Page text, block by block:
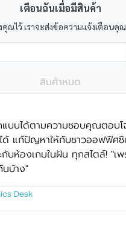
เตือนฉันเมื่อมีสินค้า
คุณไว้ เราจะส่งข้อความแจ้งเตือนคุ
สินค้าหมด
แบบได้ตามความชอบคุณตอบ
ด้ แก้ปัญหาให้กับชาวออฟฟิศ
บห้องเกมในฝัน ทุกสไตล์! "เพ
บ้าง"
Desk